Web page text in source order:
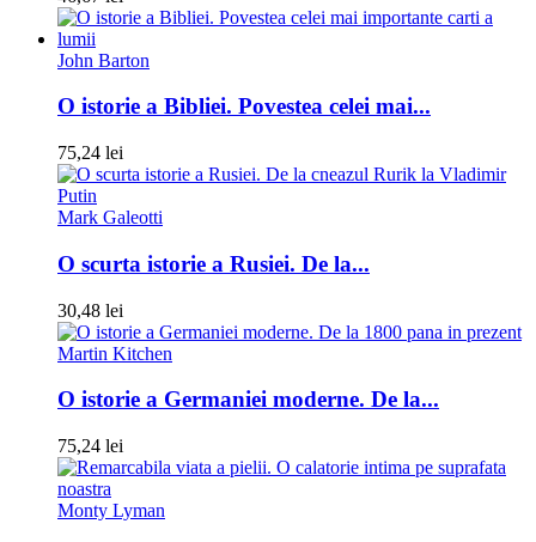
John Barton
O istorie a Bibliei. Povestea celei mai...
75,24 lei
Mark Galeotti
O scurta istorie a Rusiei. De la...
30,48 lei
Martin Kitchen
O istorie a Germaniei moderne. De la...
75,24 lei
Monty Lyman